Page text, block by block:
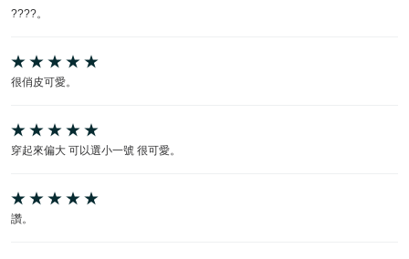
????。
很俏皮可愛。
穿起來偏大 可以選小一號 很可愛。
讚。